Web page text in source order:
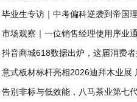
得买
毕业生专访｜中考偏科逆袭到帝国
朝阳凯文把热爱炼成底气
市场观察｜一位销售经理使用序业
抖音商城618数据出炉，这届消费
在哪？
意式板材标杆亮相2026迪拜木业展
CoreVip圆弧配套工艺获海湾客商
告别非标与低效能，八马茶业第七